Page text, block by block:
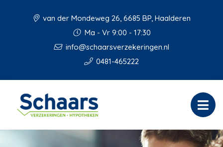
van der Mondeweg 26, 6685 BP, Haalderen
Ma - Vr 9:00 - 17:30
info@schaarsverzekeringen.nl
0481-465222